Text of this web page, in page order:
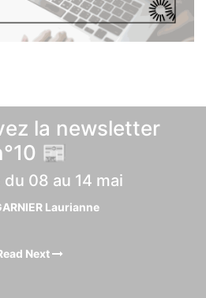
la newsletter
📰
du 08 au 14 mai
Laurianne
Next